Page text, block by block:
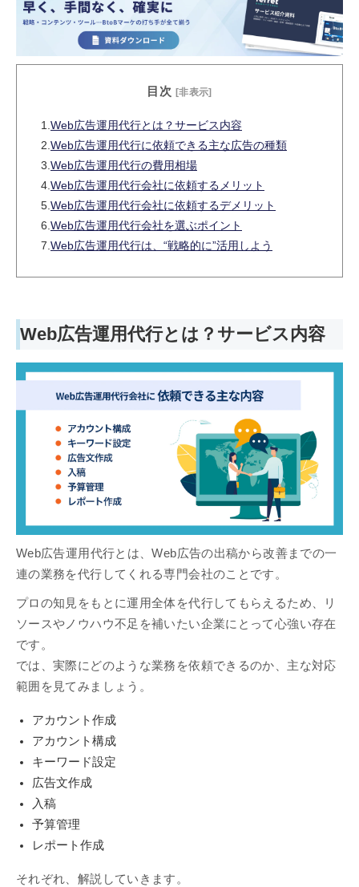
目次 [非表示]
1. Web広告運用代行とは？サービス内容
2. Web広告運用代行に依頼できる主な広告の種類
3. Web広告運用代行の費用相場
4. Web広告運用代行会社に依頼するメリット
5. Web広告運用代行会社に依頼するデメリット
6. Web広告運用代行会社を選ぶポイント
7. Web広告運用代行は、“戦略的に”活用しよう
Web広告運用代行とは？サービス内容
Web広告運用代行とは、Web広告の出稿から改善までの一
連の業務を代行してくれる専門会社のことです。
プロの知見をもとに運用全体を代行してもらえるため、リ
ソースやノウハウ不足を補いたい企業にとって心強い存在
です。
では、実際にどのような業務を依頼できるのか、主な対応
範囲を見てみましょう。
アカウント作成
アカウント構成
キーワード設定
広告文作成
入稿
予算管理
レポート作成
それぞれ、解説していきます。